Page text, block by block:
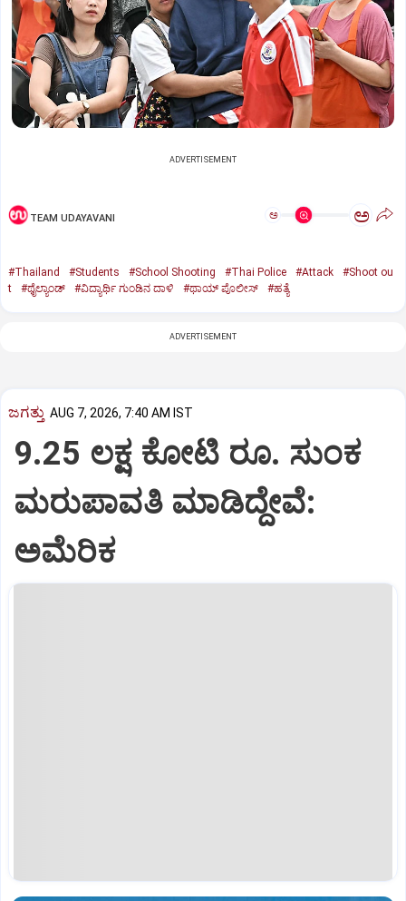
ADVERTISEMENT
TEAM UDAYAVANI ಅ ಅ
#Thailand #Students #School Shooting #Thai Police #Attack
#Shoot ou
t
#ಥೈಲ್ಯಾಂಡ್‌ #ವಿದ್ಯಾರ್ಥಿ ಗುಂಡಿನ ದಾಳಿ #ಥಾಯ್‌ ಪೊಲೀಸ್‌ #ಹತ್ಯೆ
ADVERTISEMENT
ಜಗತ್ತು AUG 7, 2026, 7:40 AM IST
9.25 ಲಕ್ಷ ಕೋಟಿ ರೂ. ಸುಂಕ
ಮರುಪಾವತಿ ಮಾಡಿದ್ದೇವೆ:
ಅಮೆರಿಕ